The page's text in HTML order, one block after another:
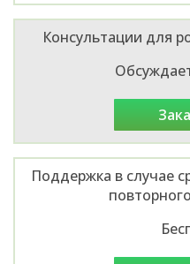
Консультации для
Поддержка в случае